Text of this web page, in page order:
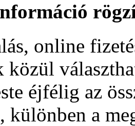
online
közül
éjfélig az
különben a